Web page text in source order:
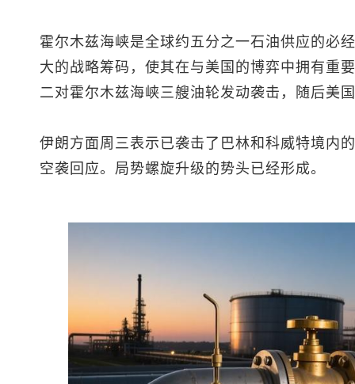
霍尔木兹海峡是全球约五分之一石油供应的必
大的战略筹码，使其在与美国的博弈中拥有重
二对霍尔木兹海峡三艘油轮发动袭击，随后美
伊朗方面周三表示已袭击了巴林和科威特境内
空袭回应。局势螺旋升级的势头已经形成。